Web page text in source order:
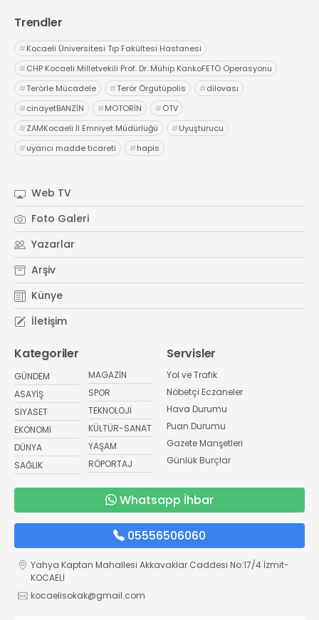
Trendler
#Kocaeli Üniversitesi Tıp Fakültesi Hastanesi
#CHP Kocaeli Milletvekili Prof. Dr. Mühip KankoFETÖ Operasyonu
#Terörle Mücadele #Terör Örgütüpolis #dilovası
#cinayetBANZİN #MOTORİN #ÖTV
#ZAMKocaeli İl Emniyet Müdürlüğü #Uyuşturucu
#uyarıcı madde ticareti #hapis
Web TV
Foto Galeri
Yazarlar
Arşiv
Künye
İletişim
Kategoriler
GÜNDEM
ASAYİŞ
SİYASET
EKONOMİ
DÜNYA
SAĞLIK
MAGAZİN
SPOR
TEKNOLOJİ
KÜLTÜR-SANAT
YAŞAM
RÖPORTAJ
Servisler
Yol ve Trafik
Nöbetçi Eczaneler
Hava Durumu
Puan Durumu
Gazete Manşetleri
Günlük Burçlar
Whatsapp İhbar
05556506060
Yahya Kaptan Mahallesi Akkavaklar Caddesi No:17/4 İzmit-
KOCAELİ
kocaelisokak@gmail.com